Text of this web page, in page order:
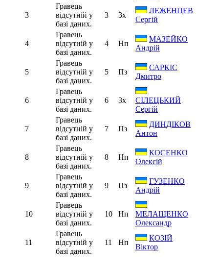
3
Гравець
відсутній у
базі даних.
3 Зх
ЛЕЖЕНЦЕВ
Сергій
4
Гравець
відсутній у
базі даних.
4 Нп
МАЗЕЙКО
Андрій
5
Гравець
відсутній у
базі даних.
5 Пз
САРКІС
Дмитро
6
Гравець
відсутній у
базі даних.
6 Зх
СІЛЕЦЬКИЙ
Сергій
7
Гравець
відсутній у
базі даних.
7 Пз
ДИНДІКОВ
Антон
8
Гравець
відсутній у
базі даних.
8 Нп
КОСЕНКО
Олексій
9
Гравець
відсутній у
базі даних.
9 Пз
ГУЗЕНКО
Андрій
10
Гравець
відсутній у
базі даних.
10 Нп
МЕЛАЩЕНКО
Олександр
11
Гравець
відсутній у
базі даних.
11 Нп
КОЗІЙ
Віктор